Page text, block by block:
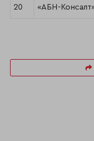
20 «АБН-